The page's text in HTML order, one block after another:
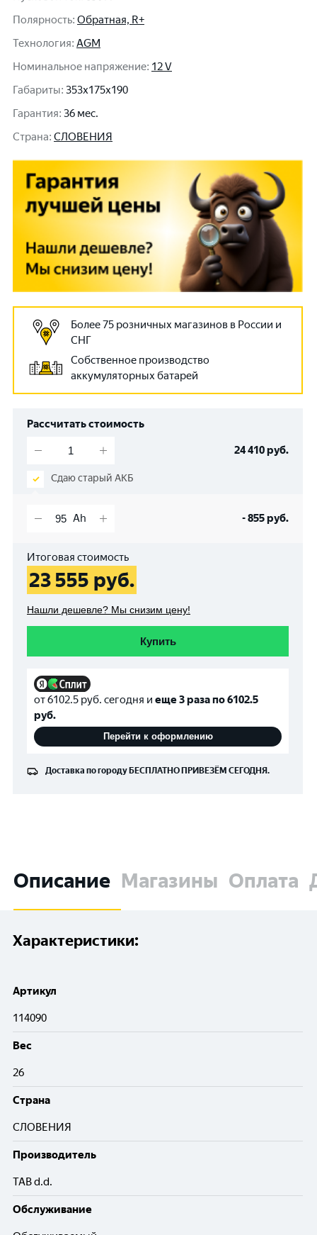
Полярность: Обратная, R+
Технология: AGM
Номинальное напряжение: 12 V
Габариты: 353x175x190
Гарантия: 36 мес.
Cтрана: СЛОВЕНИЯ
Более 75 розничных магазинов в России и
СНГ
Собственное производство
аккумуляторных батарей
Рассчитать стоимость
24 410руб.
Сдаю старый АКБ
-855руб.
Итоговая стоимость
23 555 руб.
Нашли дешевле? Мы снизим цену!
Купить
от6102.5 руб. сегодня и еще 3 раза по6102.5
руб.
Перейти к оформлению
Доставка по городуБЕСПЛАТНОПРИВЕЗЁМ СЕГОДНЯ.
Описание Магазины Оплата
Характеристики:
Артикул
114090
Вес
26
Cтрана
СЛОВЕНИЯ
Производитель
TAB d.d.
Обслуживание